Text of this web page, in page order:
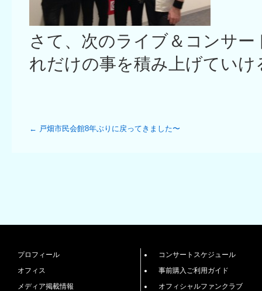
さて、次のライブ＆コンサ
れだけの事を積み上げてい
← 戸畑市民会館8年ぶりに戻ってきました〜
プロフィール
オフィス
メディア掲載情報
コンサートスケジュール
事前購入ご利用ガイド
オフィシャルファンクラブ